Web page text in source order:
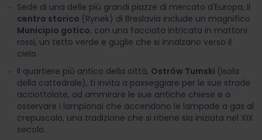
Sede di una delle più grandi piazze di mercato d'Europa, il
centro storico (Rynek) di Breslavia include un magnifico
Municipio gotico, con una facciata intricata in mattoni
rossi, un tetto verde e guglie che si innalzano verso il
cielo.
Il quartiere più antico della città, Ostrów Tumski (Isola
della cattedrale), ti invita a passeggiare per le sue strade
acciottolate, ad ammirare le sue antiche chiese e a
osservare i lampionai che accendono le lampade a gas al
crepuscolo, una tradizione che si ritiene sia iniziata nel XIX
secolo.